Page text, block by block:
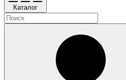
Каталог